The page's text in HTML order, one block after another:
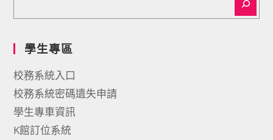
學生專區
校務系統入口
校務系統密碼遺失申請
學生專車資訊
K館訂位系統